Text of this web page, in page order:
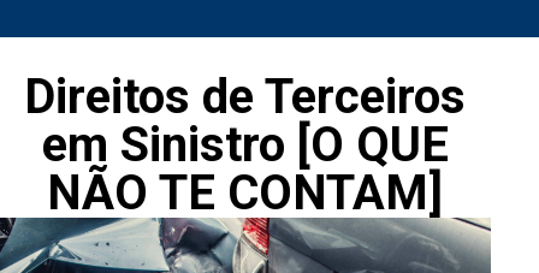
Direitos de Terceiros
em Sinistro [O QUE
NÃO TE CONTAM]